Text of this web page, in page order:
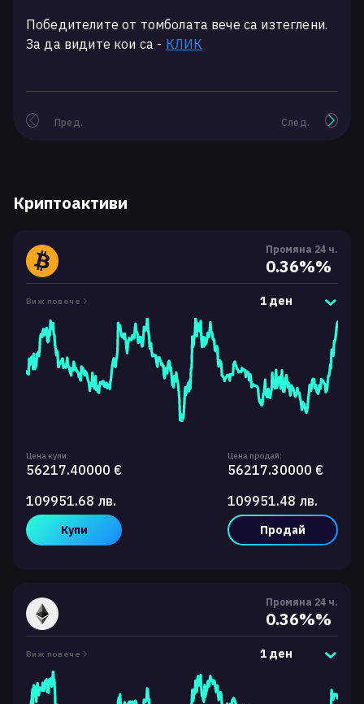
Победителите от томболата вече са изтеглени.
За да видите кои са - КЛИК
Пред. След.
Криптоактиви
Промяна 24 ч.
0.36%%
Виж повече 1 ден
Цена купи:
56217.40000 €
109951.68 лв.
Купи
Цена продай:
56217.30000 €
109951.48 лв.
Продай
Промяна 24 ч.
0.36%%
Виж повече 1 ден